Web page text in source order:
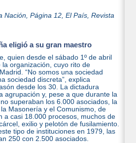
Nación, Página 12, El País, Revista
eligió a su gran maestro
quien desde el sábado 1º de abril
organización, cuyo rito de
“No somos una sociedad
sociedad discreta”, explica
desde los 30. La dictadura
agrupación y, pese a que durante la
superaban los 6.000 asociados, la
Masonería y el Comunismo, de
a casi 18.000 procesos, muchos de
exilio y pelotón de fusilamiento.
tipo de instituciones en 1979, las
250 con 2.500 asociados.